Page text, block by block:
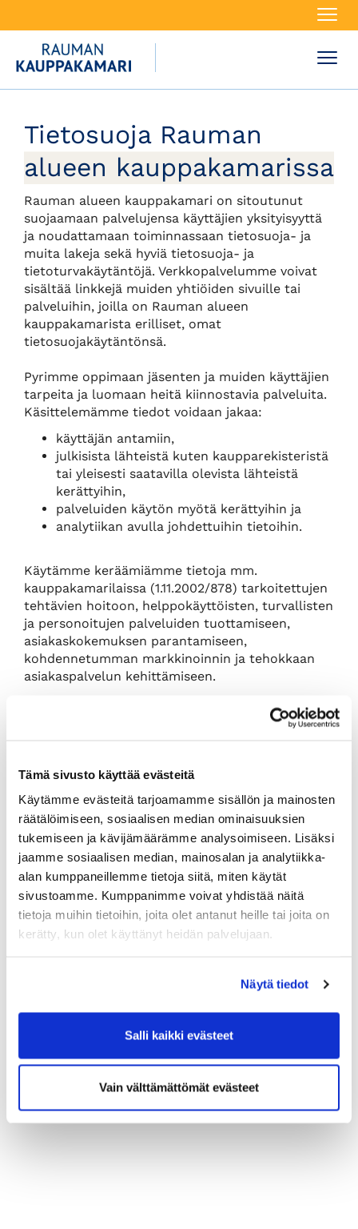
Tämä sivusto käyttää evästeitä
Käytämme evästeitä tarjoamamme sisällön ja mainosten
räätälöimiseen, sosiaalisen median ominaisuuksien
tukemiseen ja kävijämäärämme analysoimiseen. Lisäksi
jaamme sosiaalisen median, mainosalan ja analytiikka-
alan kumppaneillemme tietoja siitä, miten käytät
sivustoamme. Kumppanimme voivat yhdistää näitä
tietoja muihin tietoihin, joita olet antanut heille tai joita on
kerätty, kun olet käyttänyt heidän palvelujaan.
Näytä tiedot
Salli kaikki evästeet
Vain välttämättömät evästeet
Tietosuoja Rauman
alueen kauppakamarissa
Rauman alueen kauppakamari on sitoutunut
suojaamaan palvelujensa käyttäjien yksityisyyttä
ja noudattamaan toiminnassaan tietosuoja- ja
muita lakeja sekä hyviä tietosuoja- ja
tietoturvakäytäntöjä. Verkkopalvelumme voivat
sisältää linkkejä muiden yhtiöiden sivuille tai
palveluihin, joilla on Rauman alueen
kauppakamarista erilliset, omat
tietosuojakäytäntönsä.
Pyrimme oppimaan jäsenten ja muiden käyttäjien
tarpeita ja luomaan heitä kiinnostavia palveluita.
Käsittelemämme tiedot voidaan jakaa:
käyttäjän antamiin,
julkisista lähteistä kuten kaupparekisteristä
tai yleisesti saatavilla olevista lähteistä
kerättyihin,
palveluiden käytön myötä kerättyihin ja
analytiikan avulla johdettuihin tietoihin.
Käytämme keräämiämme tietoja mm.
kauppakamarilaissa (1.11.2002/878) tarkoitettujen
tehtävien hoitoon, helppokäyttöisten, turvallisten
ja personoitujen palveluiden tuottamiseen,
asiakaskokemuksen parantamiseen,
kohdennetumman markkinoinnin ja tehokkaan
asiakaspalvelun kehittämiseen.
Tämä tietosuojalauseke kuvaa Rauman alueen
kauppakamarin henkilötietojen keräämistä ja
tiettyyn henkilöön.